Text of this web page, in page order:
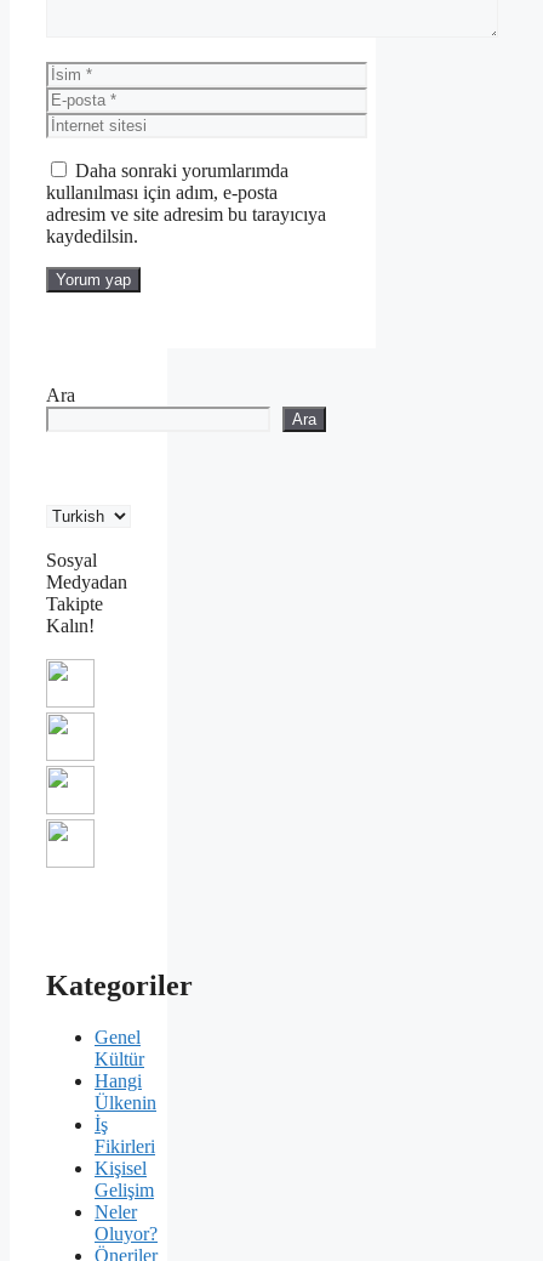
İsim
E-
posta
İnternet
sitesi
Daha sonraki yorumlarımda
kullanılması için adım, e-posta
adresim ve site adresim bu tarayıcıya
kaydedilsin.
Ara
Ara
Sosyal
Medyadan
Takipte
Kalın!
Kategoriler
Genel
Kültür
Hangi
Ülkenin
İş
Fikirleri
Kişisel
Gelişim
Neler
Oluyor?
Öneriler